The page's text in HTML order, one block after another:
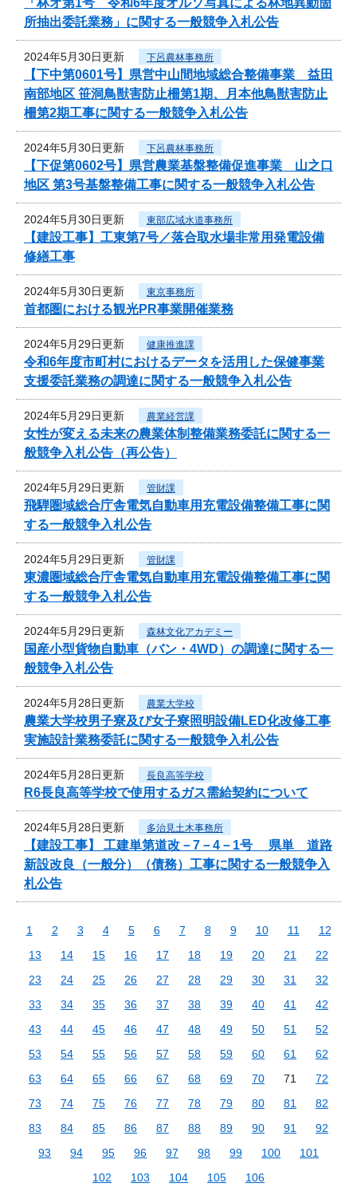
所抽出委託業務」に関する一般競争入札公告
2024年5月30日更新 下呂農林事務所
【下中第0601号】県営中山間地域総合整備事業 益田
南部地区 笹洞鳥獣害防止柵第1期、月本他鳥獣害防止
柵第2期工事に関する一般競争入札公告
2024年5月30日更新 下呂農林事務所
【下促第0602号】県営農業基盤整備促進事業 山之口
地区 第3号基盤整備工事に関する一般競争入札公告
2024年5月30日更新 東部広域水道事務所
【建設工事】工東第7号／落合取水場非常用発電設備
修繕工事
2024年5月30日更新 東京事務所
首都圏における観光PR事業開催業務
2024年5月29日更新 健康推進課
令和6年度市町村におけるデータを活用した保健事業
支援委託業務の調達に関する一般競争入札公告
2024年5月29日更新 農業経営課
女性が変える未来の農業体制整備業務委託に関する一
般競争入札公告（再公告）
2024年5月29日更新 管財課
飛騨圏域総合庁舎電気自動車用充電設備整備工事に関
する一般競争入札公告
2024年5月29日更新 管財課
東濃圏域総合庁舎電気自動車用充電設備整備工事に関
する一般競争入札公告
2024年5月29日更新 森林文化アカデミー
国産小型貨物自動車（バン・4WD）の調達に関する一
般競争入札公告
2024年5月28日更新 農業大学校
農業大学校男子寮及び女子寮照明設備LED化改修工事
実施設計業務委託に関する一般競争入札公告
2024年5月28日更新 長良高等学校
R6長良高等学校で使用するガス需給契約について
2024年5月28日更新 多治見土木事務所
【建設工事】 工建単第道改－7－4－1号 県単 道路
新設改良（一般分）（債務）工事に関する一般競争入
札公告
1 2 3 4 5 6 7 8 9 10 11
12
13
14 15 16 17 18 19 20 21
22
23
24 25 26 27 28 29 30 31
32
33
34 35 36 37 38 39 40 41
42
43
44 45 46 47 48 49 50 51
52
53
54 55 56 57 58 59 60 61
62
63
64 65 66 67 68 69 70 71
72
73
74 75 76 77 78 79 80 81
82
83
84 85 86 87 88 89 90 91
92
93
94 95 96 97 98 99 100
101
102
103 104 105 106